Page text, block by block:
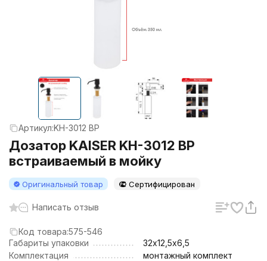
Артикул:KH-3012 BP
Дозатор KAISER KH-3012 BP
встраиваемый в мойку
Оригинальный товар Сертифицирован
Написать отзыв
Код товара:575-546
Габариты упаковки
32х12,5х6,5
Комплектация
монтажный комплект